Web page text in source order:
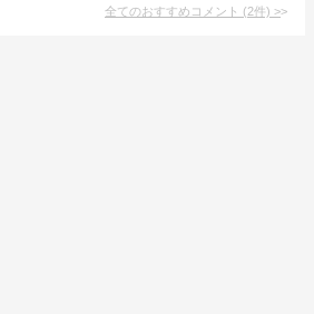
全てのおすすめコメント (2件) >